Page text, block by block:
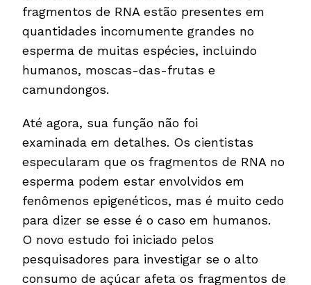
fragmentos de RNA estão presentes em
quantidades incomumente grandes no
esperma de muitas espécies, incluindo
humanos, moscas-das-frutas e
camundongos.
Até agora, sua função não foi
examinada em detalhes. Os cientistas
especularam que os fragmentos de RNA no
esperma podem estar envolvidos em
fenômenos epigenéticos, mas é muito cedo
para dizer se esse é o caso em humanos.
O novo estudo foi iniciado pelos
pesquisadores para investigar se o alto
consumo de açúcar afeta os fragmentos de